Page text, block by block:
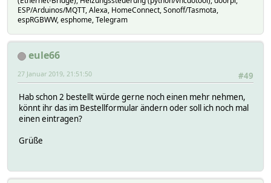
ESP/Arduinos/MQTT, Alexa, HomeConnect, Sonoff/Tasmota,
espRGBWW, esphome, Telegram
eule66
#49
27 Januar 2019, 21:51:50
Hab schon 2 bestellt würde gerne noch einen mehr nehmen,
könnt ihr das im Bestellformular ändern oder soll ich noch mal
einen eintragen?
Grüße